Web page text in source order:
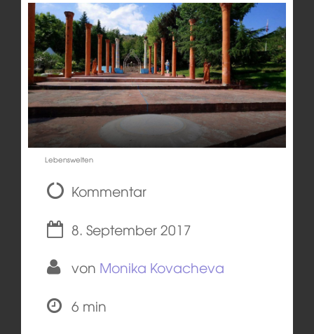
Lebenswelten
Kommentar
8. September 2017
von Monika Kovacheva
6 min